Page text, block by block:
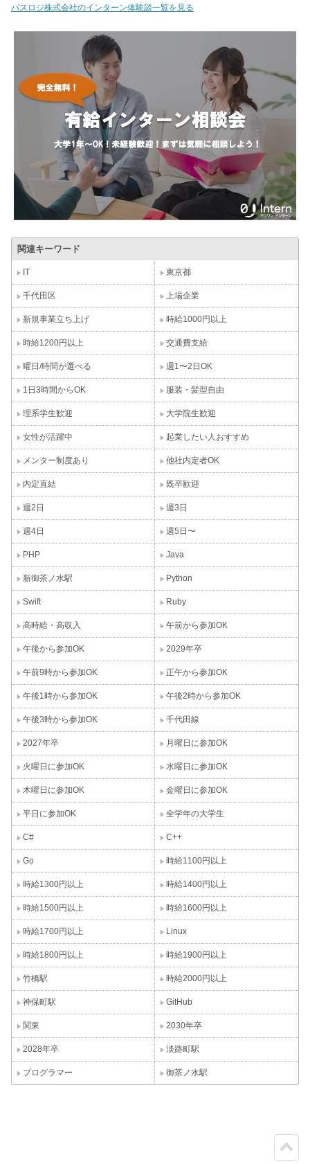
パスロジ株式会社のインターン体験談一覧を見る
関連キーワード
IT 東京都
千代田区 上場企業
新規事業立ち上げ 時給1000円以上
時給1200円以上 交通費支給
曜日/時間が選べる 週1〜2日OK
1日3時間からOK 服装・髪型自由
理系学生歓迎 大学院生歓迎
女性が活躍中 起業したい人おすすめ
メンター制度あり 他社内定者OK
内定直結 既卒歓迎
週2日 週3日
週4日 週5日〜
PHP Java
新御茶ノ水駅 Python
Swift Ruby
高時給・高収入 午前から参加OK
午後から参加OK 2029年卒
午前9時から参加OK 正午から参加OK
午後1時から参加OK 午後2時から参加OK
午後3時から参加OK 千代田線
2027年卒 月曜日に参加OK
火曜日に参加OK 水曜日に参加OK
木曜日に参加OK 金曜日に参加OK
平日に参加OK 全学年の大学生
C# C++
Go 時給1100円以上
時給1300円以上 時給1400円以上
時給1500円以上 時給1600円以上
時給1700円以上 Linux
時給1800円以上 時給1900円以上
竹橋駅 時給2000円以上
神保町駅 GitHub
関東 2030年卒
2028年卒 淡路町駅
プログラマー 御茶ノ水駅